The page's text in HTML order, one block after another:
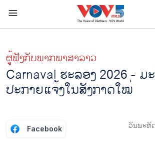
ຜູ້​ຟັງ​ກັບ​ພາກ​ພາ​ສາ​ລາວ
Carnaval ຮະ​ລອງ 2026 -
ປະກາຍແຈ້ງໃນ​ສັງ​ກາດ​ໃໝ່
Facebook ວັນພະຫັ